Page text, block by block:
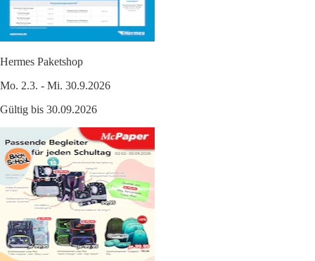
Hermes Paketshop
Mo. 2.3. - Mi. 30.9.2026
Gültig bis 30.09.2026